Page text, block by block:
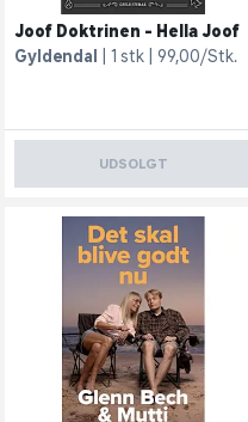
Joof Doktrinen - Hella Joof
Gyldendal
1 stk 99,00/Stk.
UDSOLGT